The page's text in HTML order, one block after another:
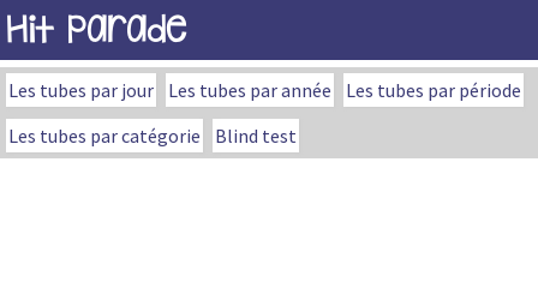
Hit Parade
Les tubes par jour Les tubes par année
Les tubes par période
Les tubes par catégorie
Blind test